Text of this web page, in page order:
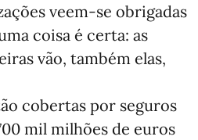
veem-se obrigadas
coisa é certa: as
vão, também elas,
cobertas por seguros
mil milhões de euros